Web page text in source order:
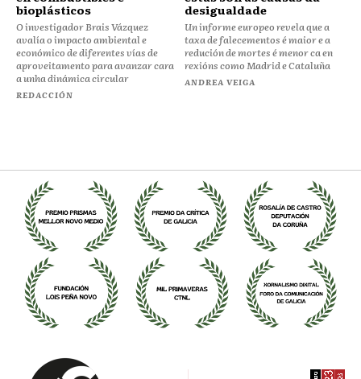
bioplásticos
O investigador Brais Vázquez
avalía o impacto ambiental e
económico de diferentes vías de
aproveitamento para avanzar cara
a unha dinámica circular
REDACCIÓN
desigualdade
Un informe europeo revela que a
taxa de falecementos é maior e a
redución de mortes é menor ca en
rexións como Madrid e Cataluña
ANDREA VEIGA